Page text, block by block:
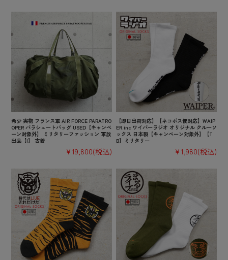
希少 実物 フランス軍 AIR FORCE PARATRO
OPER パラシュートバッグ USED【キャンペ
ーン対象外】 ミリタリーファッション 軍放
出品【I】 古着
¥19,800(税込)
【即日出荷対応】【ネコポス便対応】WAIP
ER.inc ワイパーラジオ オリジナル クルーソ
ックス 日本製【キャンペーン対象外】【T
B】ミリタリー
¥1,980(税込)